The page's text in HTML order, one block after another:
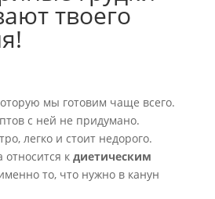
твоего
мы готовим чаще всего.
с ней не придумано.
легко и стоит недорого.
относится к диетическим
то, что нужно в канун